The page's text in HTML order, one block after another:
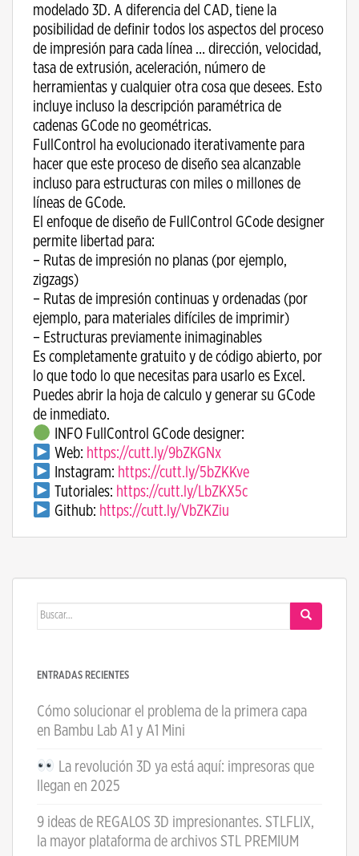
modelado 3D. A diferencia del CAD, tiene la
posibilidad de definir todos los aspectos del proceso
de impresión para cada línea … dirección, velocidad,
tasa de extrusión, aceleración, número de
herramientas y cualquier otra cosa que desees. Esto
incluye incluso la descripción paramétrica de
cadenas GCode no geométricas.
FullControl ha evolucionado iterativamente para
hacer que este proceso de diseño sea alcanzable
incluso para estructuras con miles o millones de
líneas de GCode.
El enfoque de diseño de FullControl GCode designer
permite libertad para:
– Rutas de impresión no planas (por ejemplo,
zigzags)
– Rutas de impresión continuas y ordenadas (por
ejemplo, para materiales difíciles de imprimir)
– Estructuras previamente inimaginables
Es completamente gratuito y de código abierto, por
lo que todo lo que necesitas para usarlo es Excel.
Puedes abrir la hoja de calculo y generar su GCode
de inmediato.
INFO FullControl GCode designer:
Web: https://cutt.ly/9bZKGNx
Instagram: https://cutt.ly/5bZKKve
Tutoriales: https://cutt.ly/LbZKX5c
Github: https://cutt.ly/VbZKZiu
Buscar:
ENTRADAS RECIENTES
Cómo solucionar el problema de la primera capa
en Bambu Lab A1 y A1 Mini
La revolución 3D ya está aquí: impresoras que
llegan en 2025
9 ideas de REGALOS 3D impresionantes. STLFLIX,
la mayor plataforma de archivos STL PREMIUM